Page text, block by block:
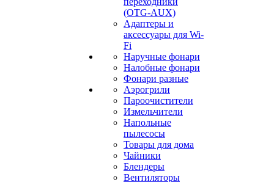
(OTG-AUX)
Адаптеры и
аксессуары для Wi-
Fi
Наручные фонари
Налобные фонари
Фонари разные
Аэрогрили
Пароочистители
Измельчители
Напольные
пылесосы
Товары для дома
Чайники
Блендеры
Вентиляторы